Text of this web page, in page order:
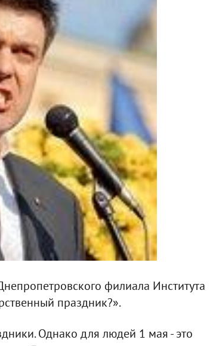
филиала Института
праздник?».
Однако для людей 1 мая - это